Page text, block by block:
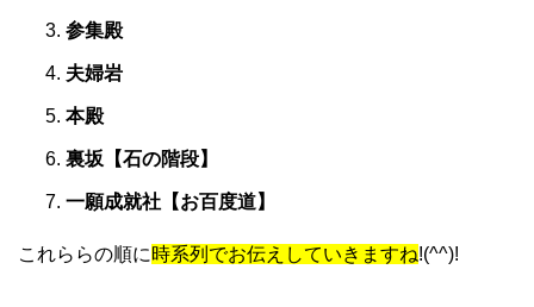
参集殿
夫婦岩
本殿
裏坂 【石の階段】
一願成就社【お百度道】
これららの順に時系列でお伝えしていきますね!(^^)!